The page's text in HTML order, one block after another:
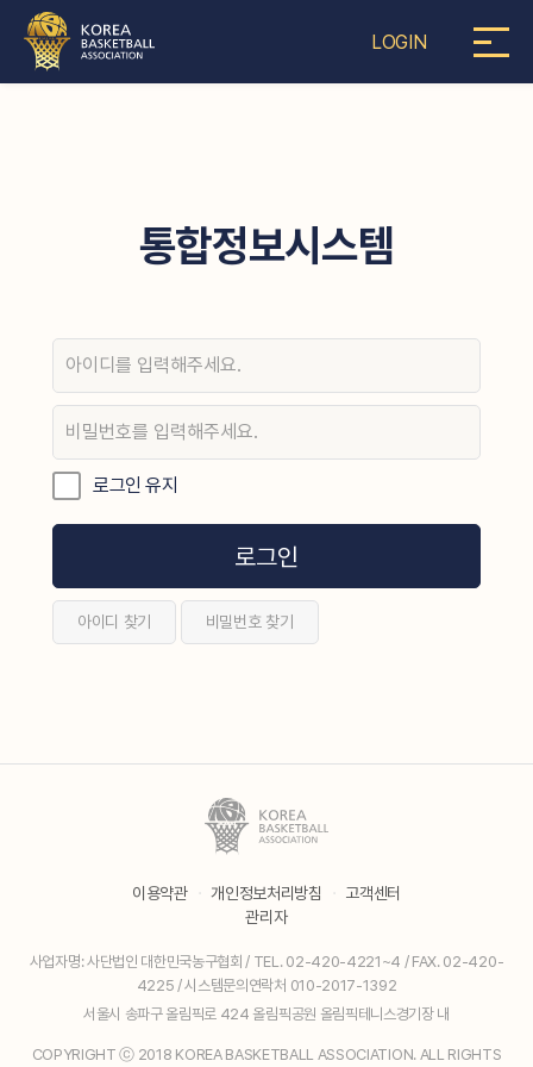
LOGIN
통합정보시스템
로그인 유지
로그인
아이디 찾기 비밀번호 찾기
이용약관 · 개인정보처리방침 · 고객센터
관리자
사업자명: 사단법인 대한민국농구협회 / TEL. 02-420-4221~4 / FAX. 02-420-
4225 / 시스템문의연락처 010-2017-1392
서울시 송파구 올림픽로 424 올림픽공원 올림픽테니스경기장 내
COPYRIGHT ⓒ 2018 KOREA BASKETBALL ASSOCIATION. ALL RIGHTS